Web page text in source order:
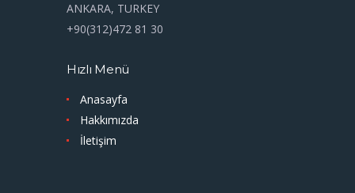
ANKARA, TURKEY
+90(312)472 81 30
Hızlı Menü
Anasayfa
Hakkımızda
İletişim